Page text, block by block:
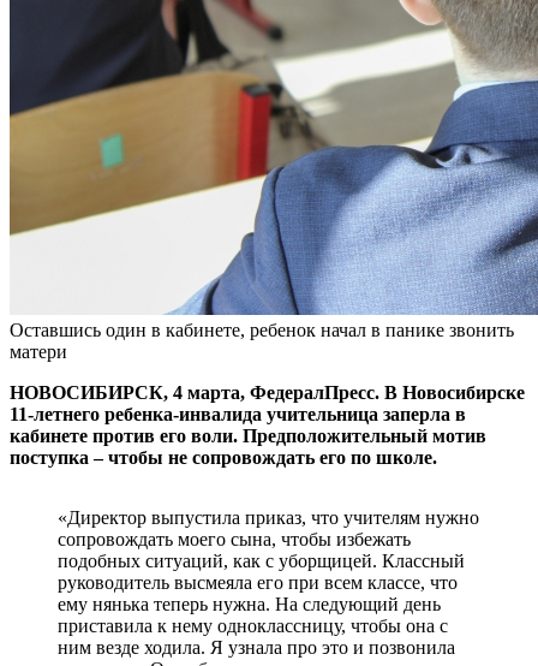
Оставшись один в кабинете, ребенок начал в панике звонить
матери
НОВОСИБИРСК, 4 марта, ФедералПресс. В Новосибирске
11-летнего ребенка-инвалида учительница заперла в
кабинете против его воли. Предположительный мотив
поступка – чтобы не сопровождать его по школе.
«Директор выпустила приказ, что учителям нужно
сопровождать моего сына, чтобы избежать
подобных ситуаций, как с уборщицей. Классный
руководитель высмеяла его при всем классе, что
ему нянька теперь нужна. На следующий день
приставила к нему одноклассницу, чтобы она с
ним везде ходила. Я узнала про это и позвонила